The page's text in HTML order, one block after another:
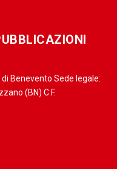
Benevento Sede legale:
(BN) C.F.